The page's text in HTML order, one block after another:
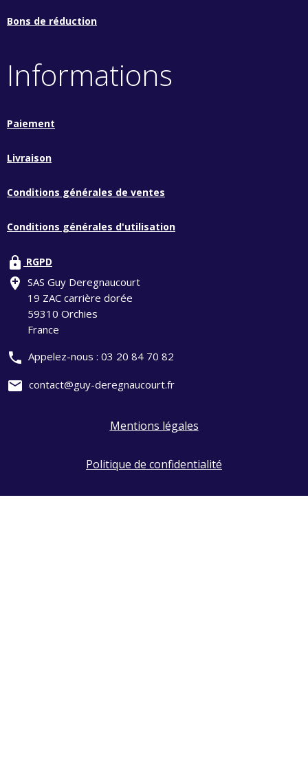
Bons de réduction
Informations
Paiement
Livraison
Conditions générales de ventes
Conditions générales d'utilisation
lock RGPD
add_location SAS Guy Deregnaucourt
19 ZAC carrière dorée
59310 Orchies
France
phone Appelez-nous : 03 20 84 70 82
mail contact@guy-deregnaucourt.fr
Mentions légales
Politique de confidentialité